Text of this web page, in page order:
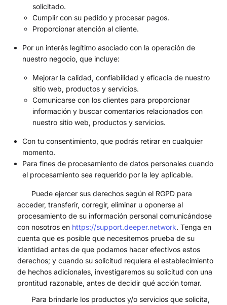
solicitado.
Cumplir con su pedido y procesar pagos.
Proporcionar atención al cliente.
Por un interés legítimo asociado con la operación de
nuestro negocio, que incluye:
Mejorar la calidad, confiabilidad y eficacia de nuestro
sitio web, productos y servicios.
Comunicarse con los clientes para proporcionar
información y buscar comentarios relacionados con
nuestro sitio web, productos y servicios.
Con tu consentimiento, que podrás retirar en cualquier
momento.
Para fines de procesamiento de datos personales cuando
el procesamiento sea requerido por la ley aplicable.
Puede ejercer sus derechos según el RGPD para
acceder, transferir, corregir, eliminar u oponerse al
procesamiento de su información personal comunicándose
con nosotros en https://support.deeper.network. Tenga en
cuenta que es posible que necesitemos prueba de su
identidad antes de que podamos hacer efectivos estos
derechos; y cuando su solicitud requiera el establecimiento
de hechos adicionales, investigaremos su solicitud con una
prontitud razonable, antes de decidir qué acción tomar.
Para brindarle los productos y/o servicios que solicita,